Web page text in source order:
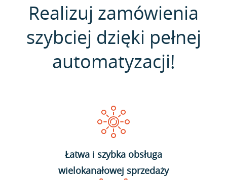
Realizuj zamówienia
szybciej dzięki pełnej
automatyzacji!
Łatwa i szybka obsługa
wielokanałowej sprzedaży